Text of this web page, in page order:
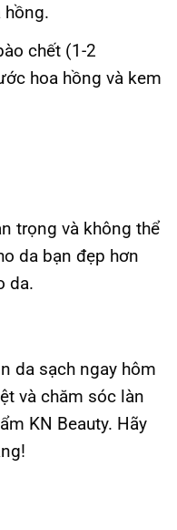
hồng.
chết (1-2
hoa hồng và kem
trọng và không thể
da bạn đẹp hơn
da.
da sạch ngay hôm
và chăm sóc làn
KN Beauty. Hãy